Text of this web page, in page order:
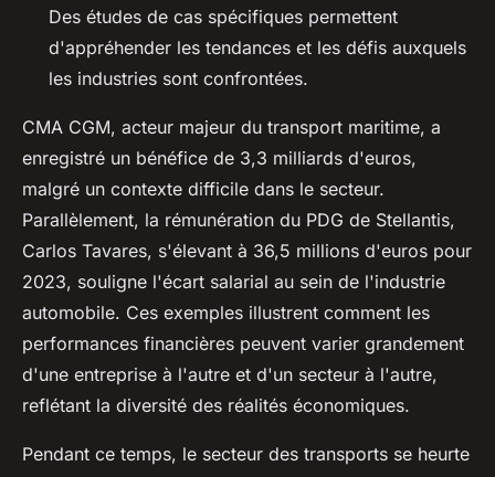
Des études de cas spécifiques permettent
d'appréhender les tendances et les défis auxquels
les industries sont confrontées.
CMA CGM, acteur majeur du transport maritime, a
enregistré un bénéfice de 3,3 milliards d'euros,
malgré un contexte difficile dans le secteur.
Parallèlement, la rémunération du PDG de Stellantis,
Carlos Tavares, s'élevant à 36,5 millions d'euros pour
2023, souligne l'écart salarial au sein de l'industrie
automobile. Ces exemples illustrent comment les
performances financières peuvent varier grandement
d'une entreprise à l'autre et d'un secteur à l'autre,
reflétant la diversité des réalités économiques.
Pendant ce temps, le secteur des transports se heurte